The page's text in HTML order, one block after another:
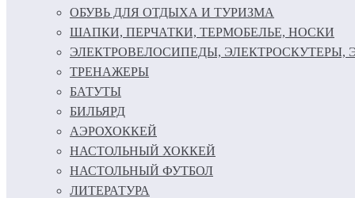
ОБУВЬ ДЛЯ ОТДЫХА И ТУРИЗМА
ШАПКИ, ПЕРЧАТКИ, ТЕРМОБЕЛЬЕ, НОСКИ
ЭЛЕКТРОВЕЛОСИПЕДЫ, ЭЛЕКТРОСКУТЕРЫ,
ТРЕНАЖЕРЫ
БАТУТЫ
БИЛЬЯРД
АЭРОХОККЕЙ
НАСТОЛЬНЫЙ ХОККЕЙ
НАСТОЛЬНЫЙ ФУТБОЛ
ЛИТЕРАТУРА